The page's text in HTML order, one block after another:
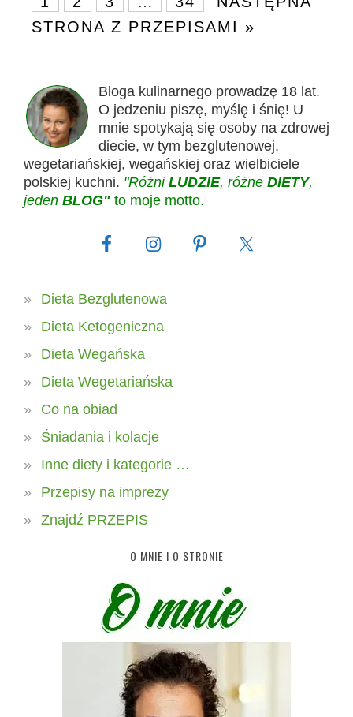
STRONA Z PRZEPISAMI »
Bloga kulinarnego prowadzę 18 lat.
O jedzeniu piszę, myślę i śnię! U
mnie spotykają się osoby na zdrowej
diecie, w tym bezglutenowej,
wegetariańskiej, wegańskiej oraz wielbiciele
polskiej kuchni. "Różni LUDZIE, różne DIETY,
jeden BLOG" to moje motto.
Dieta Bezglutenowa
Dieta Ketogeniczna
Dieta Wegańska
Dieta Wegetariańska
Co na obiad
Śniadania i kolacje
Inne diety i kategorie …
Przepisy na imprezy
Znajdź PRZEPIS
O MNIE I O STRONIE